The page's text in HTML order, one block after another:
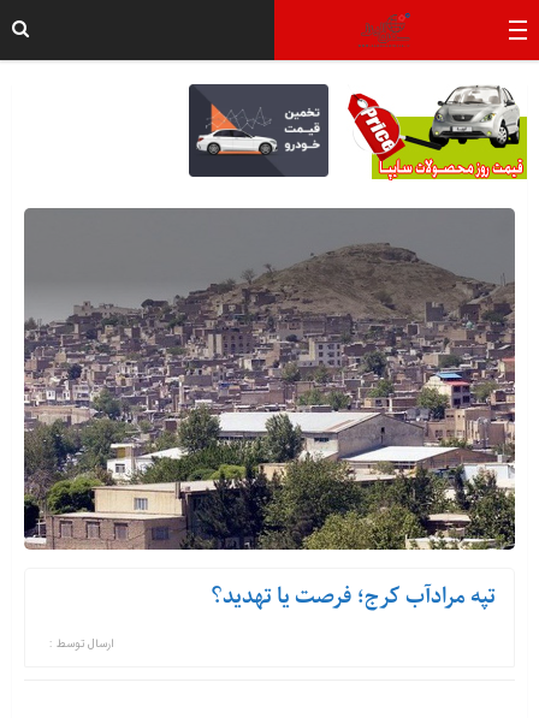
تپه مرادآب کرج؛ فرصت یا تهدید؟
ارسال توسط :